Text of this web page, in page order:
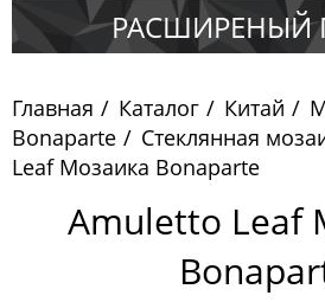
Испания
Китай
Pixelmosaic
Зеркала NS Bath
Керамогранит
РАСШИРЕНЫЙ
Главная Каталог Китай
Bonaparte
Стеклянная
Leaf Мозаика Bonaparte
Amuletto Leaf